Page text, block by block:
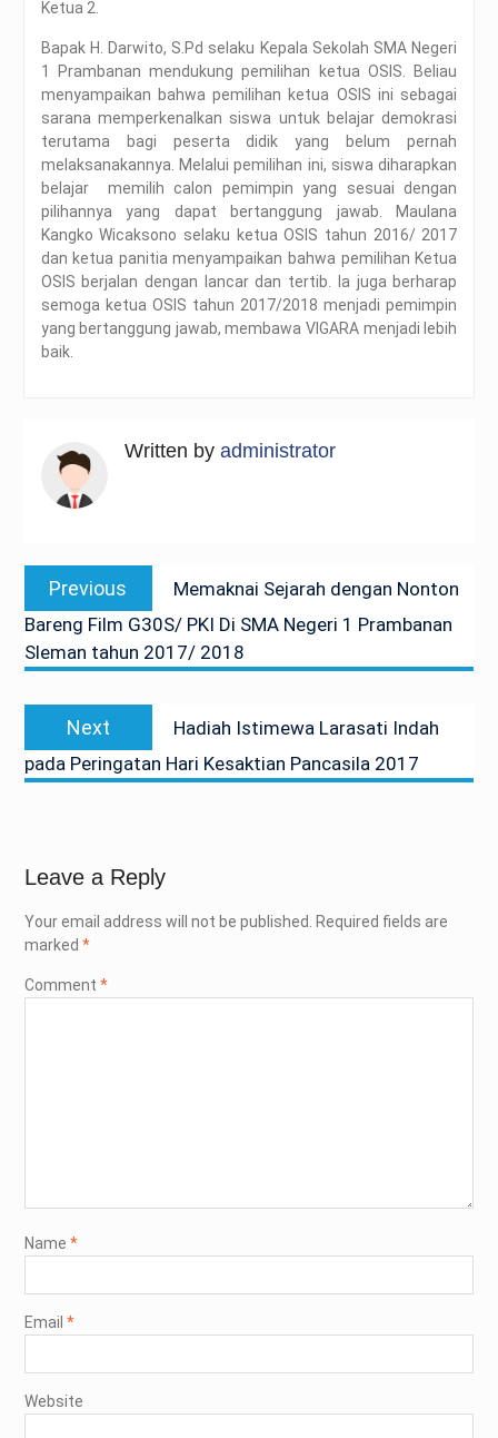
Ketua 2.
Bapak H. Darwito, S.Pd selaku Kepala Sekolah SMA Negeri
1 Prambanan mendukung pemilihan ketua OSIS. Beliau
menyampaikan bahwa pemilihan ketua OSIS ini sebagai
sarana memperkenalkan siswa untuk belajar demokrasi
terutama bagi peserta didik yang belum pernah
melaksanakannya. Melalui pemilihan ini, siswa diharapkan
belajar memilih calon pemimpin yang sesuai dengan
pilihannya yang dapat bertanggung jawab. Maulana
Kangko Wicaksono selaku ketua OSIS tahun 2016/ 2017
dan ketua panitia menyampaikan bahwa pemilihan Ketua
OSIS berjalan dengan lancar dan tertib. Ia juga berharap
semoga ketua OSIS tahun 2017/2018 menjadi pemimpin
yang bertanggung jawab, membawa VIGARA menjadi lebih
baik.
Written by administrator
Post
navigation
Previous
post:
Memaknai Sejarah dengan Nonton
Bareng Film G30S/ PKI Di SMA Negeri 1 Prambanan
Sleman tahun 2017/ 2018
Next
post:
Hadiah Istimewa Larasati Indah
pada Peringatan Hari Kesaktian Pancasila 2017
Leave a Reply
Your email address will not be published. Required fields are
marked *
Comment *
Name *
Email *
Website